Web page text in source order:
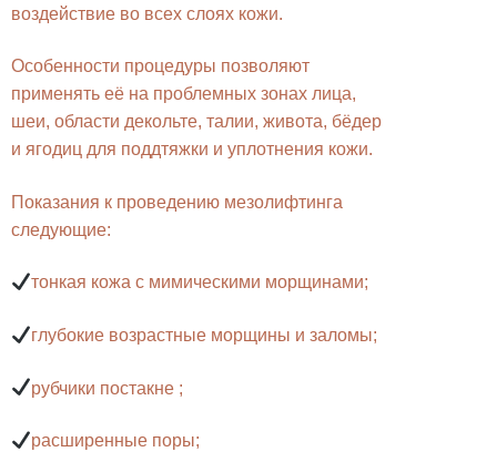
воздействие во всех слоях кожи.
Особенности процедуры позволяют
применять её на проблемных зонах лица,
шеи, области декольте, талии, живота, бёдер
и ягодиц для поддтяжки и уплотнения кожи.
Показания к проведению мезолифтинга
следующие:
тонкая кожа с мимическими морщинами;
глубокие возрастные морщины и заломы;
рубчики постакне ;
расширенные поры;